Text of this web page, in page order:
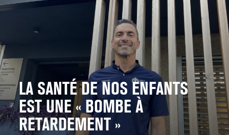
LA SANTÉ DE NOS ENFANTS
EST UNE « BOMBE À
RETARDEMENT »